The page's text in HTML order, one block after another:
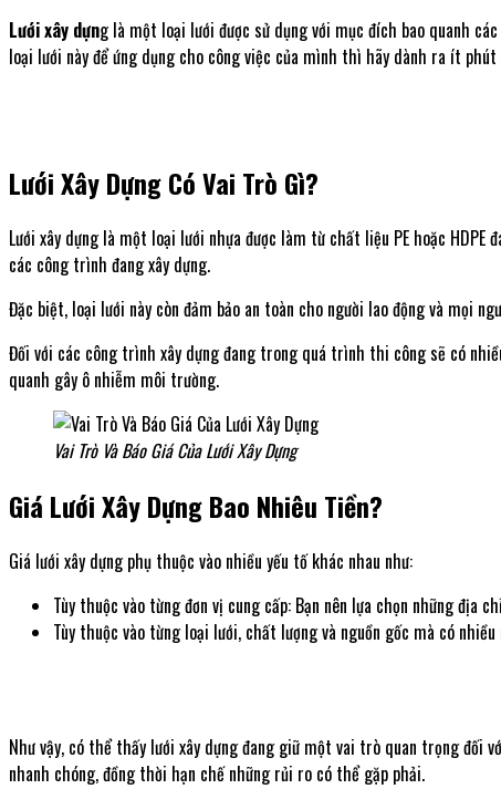
Lưới xây dựng là một loại lưới được sử dụng với mục đích bao quanh
loại lưới này để ứng dụng cho công việc của mình thì hãy dành ra ít
Lưới Xây Dựng Có Vai Trò Gì?
Lưới xây dựng là một loại lưới nhựa được làm từ chất liệu PE hoặc
các công trình đang xây dựng.
Đặc biệt, loại lưới này còn đảm bảo an toàn cho người lao động và mọi
Đối với các công trình xây dựng đang trong quá trình thi công sẽ có
quanh gây ô nhiễm môi trường.
Vai Trò Và Báo Giá Của Lưới Xây Dựng
Giá Lưới Xây Dựng Bao Nhiêu Tiền?
Giá lưới xây dựng phụ thuộc vào nhiều yếu tố khác nhau như:
Tùy thuộc vào từng đơn vị cung cấp: Bạn nên lựa chọn những
Tùy thuộc vào từng loại lưới, chất lượng và nguồn gốc mà có
Như vậy, có thể thấy lưới xây dựng đang giữ một vai trò quan trọng đối
nhanh chóng, đồng thời hạn chế những rủi ro có thể gặp phải.